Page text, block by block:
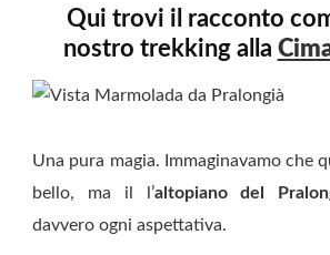
Qui trovi il racconto
nostro trekking alla
Una pura magia. Immaginavamo che
bello, ma il l’altopiano del
davvero ogni aspettativa.